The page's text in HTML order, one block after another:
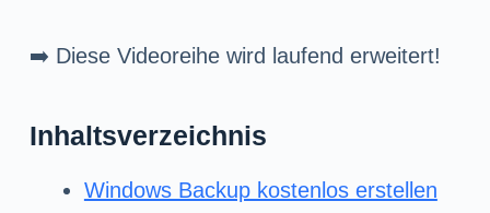
➡️ Diese Videoreihe wird laufend erweitert!
Inhaltsverzeichnis
Windows Backup kostenlos erstellen